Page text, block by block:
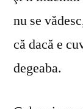
nu se
că dacă e
degeaba.